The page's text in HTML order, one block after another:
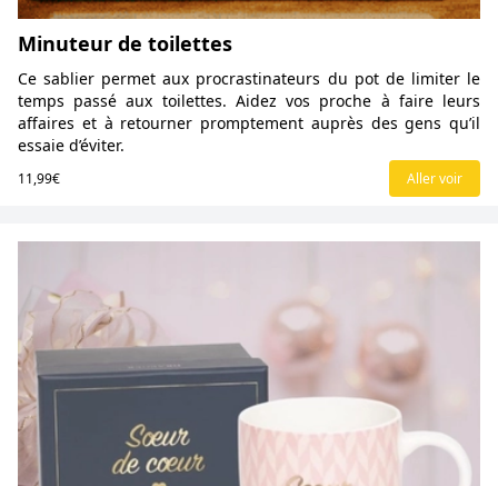
Minuteur de toilettes
Ce sablier permet aux procrastinateurs du pot de limiter le
temps passé aux toilettes. Aidez vos proche à faire leurs
affaires et à retourner promptement auprès des gens qu’il
essaie d’éviter.
11,99€ Aller voir